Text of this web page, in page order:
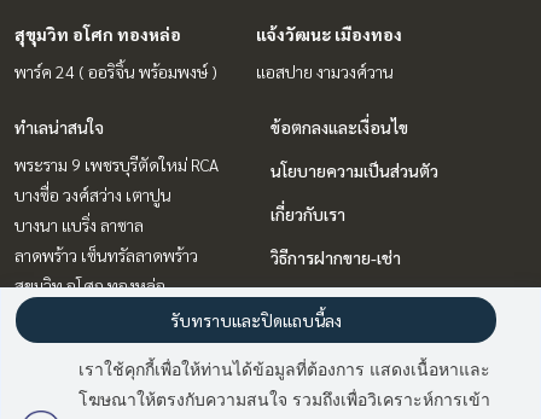
มี2คนกำลังดูประกาศนี้
สุขุมวิท อโศก ทองหล่อ
พาร์ค 24 ( ออริจิ้น พร้อมพงษ์ )
แจ้งวัฒนะ เมืองทอง
แอสปาย งามวงศ์วาน
ทำเลน่าสนใจ
พระราม 9 เพชรบุรีตัดใหม่ RCA
บางซื่อ วงศ์สว่าง เตาปูน
บางนา แบริ่ง ลาซาล
ลาดพร้าว เซ็นทรัลลาดพร้าว
สุขุมวิท อโศก ทองหล่อ
แจ้งวัฒนะ เมืองทอง
รัตนาธิเบศร์ สนามบินน้ำ พระนั่ง
วิทยุ ชิดลม หลังสวน
ข้อตกลงและเงื่อนไข
นโยบายความเป็นส่วนตัว
เกี่ยวกับเรา
วิธีการฝากขาย-เช่า
ติดต่อ
เราใช้คุกกี้เพื่อให้ท่านได้ข้อมูลที่ต้องการ แสดงเนื้อหาและ
โฆษณาให้ตรงกับความสนใจ รวมถึงเพื่อวิเคราะห์การเข้า
รับทราบและปิดแถบนี้ลง